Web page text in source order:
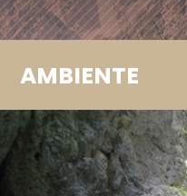
AMBIENTE